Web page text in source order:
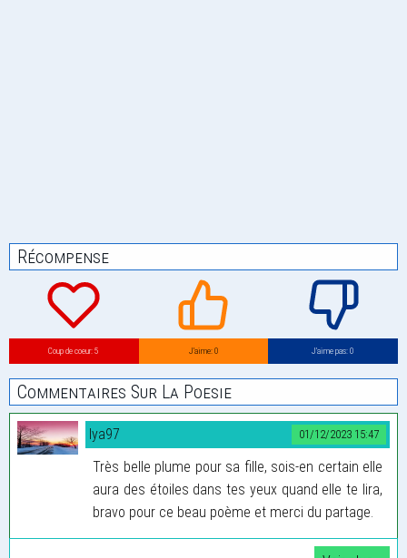
Récompense
Coup de coeur: 5 J’aime: 0 J’aime pas: 0
Commentaires Sur La Poesie
01/12/2023 15:47
Iya97
Très belle plume pour sa fille, sois-en certain elle
aura des étoiles dans tes yeux quand elle te lira,
bravo pour ce beau poème et merci du partage.